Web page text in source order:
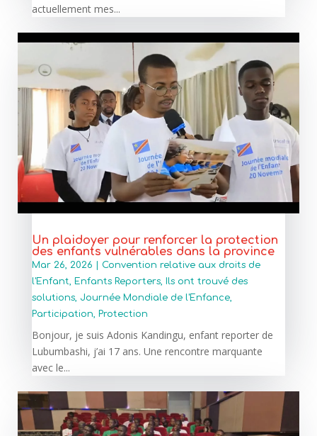
actuellement mes...
Un plaidoyer pour renforcer la protection
des enfants vulnérables dans la province
Mar 26, 2026
Convention relative aux droits de
l'Enfant, Enfants Reporters, Ils ont trouvé des
solutions, Journée Mondiale de l'Enfance,
Participation, Protection
Bonjour, je suis Adonis Kandingu, enfant reporter de
Lubumbashi, j’ai 17 ans. Une rencontre marquante
avec le...